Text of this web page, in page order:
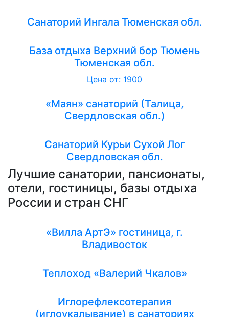
Санаторий Ингала Тюменская обл.
База отдыха Верхний бор Тюмень
Тюменская обл.
Цена от: 1900
«Маян» санаторий (Талица,
Свердловская обл.)
Санаторий Курьи Сухой Лог
Свердловская обл.
Лучшие санатории, пансионаты,
отели, гостиницы, базы отдыха
России и стран СНГ
«Вилла АртЭ» гостиница, г.
Владивосток
Теплоход «Валерий Чкалов»
Иглорефлексотерапия
(иглоукалывание) в санаториях